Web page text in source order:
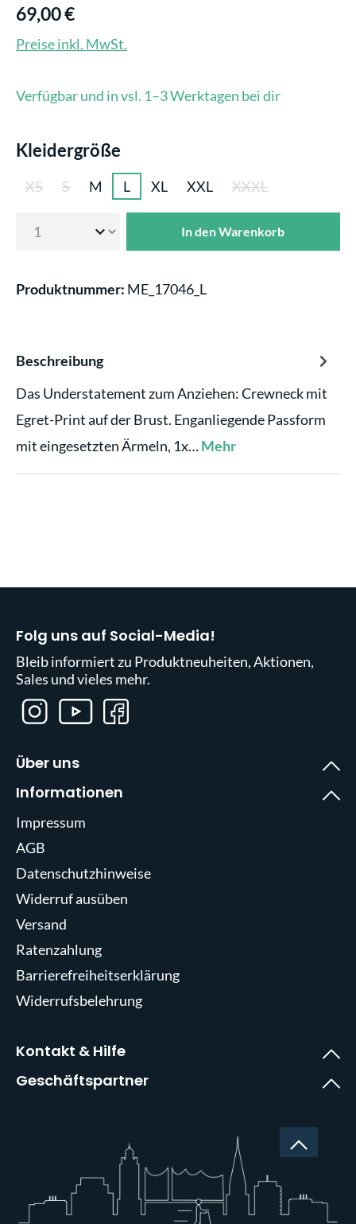
69,00 €
Preise inkl. MwSt.
Verfügbar und in vsl. 1–3 Werktagen bei dir
Kleidergröße
XS(Diese Option ist zurzeit nicht verfügbar.)
S(Diese Option ist zurzeit nicht verfügbar.)
M L XL XXL XXXL(Diese Option ist
In den Warenkorb
Produktnummer: ME_17046_L
Beschreibung
Das Understatement zum Anziehen: Crewneck mit
Egret-Print auf der Brust. Enganliegende Passform
mit eingesetzten Ärmeln, 1x…Mehr
Folg uns auf Social-Media!
Bleib informiert zu Produktneuheiten, Aktionen,
Sales und vieles mehr.
Über uns
Informationen
Impressum
AGB
Datenschutzhinweise
Widerruf ausüben
Versand
Ratenzahlung
Barrierefreiheitserklärung
Widerrufsbelehrung
Kontakt & Hilfe
Geschäftspartner